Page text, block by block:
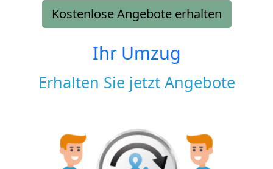
Kostenlose Angebote erhalten
Ihr Umzug
Erhalten Sie jetzt Angebote